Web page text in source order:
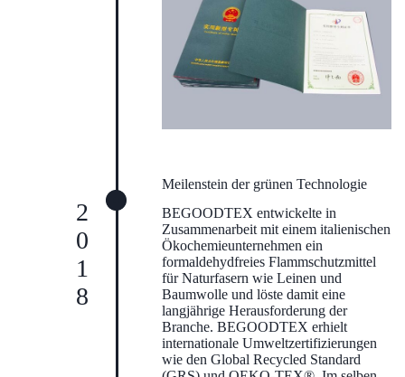
2018
Meilenstein der grünen Technologie
BEGOODTEX entwickelte in
Zusammenarbeit mit einem italienischen
Ökochemieunternehmen ein
formaldehydfreies Flammschutzmittel
für Naturfasern wie Leinen und
Baumwolle und löste damit eine
langjährige Herausforderung der
Branche. BEGOODTEX erhielt
internationale Umweltzertifizierungen
wie den Global Recycled Standard